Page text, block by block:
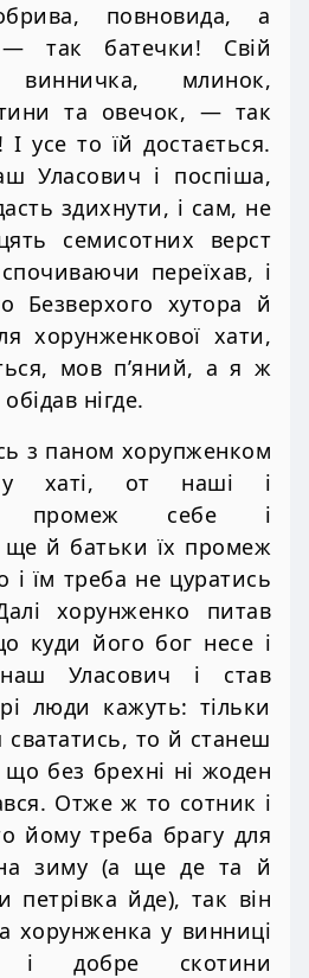
повновида, а
— так батечки! Свій
винничка, млинок,
та овечок, — так
усе то їй достається.
Уласович і поспіша,
здихнути, і сам, не
семисотних верст
переїхав, і
Безверхого хутора й
хорунженкової хати,
мов п’яний, а я ж
нігде.
з паном хорупженком
у хаті, от наші і
промеж себе і
й батьки їх промеж
і їм треба не цуратись
хорунженко питав
куди його бог несе і
Уласович і став
люди кажуть: тільки
то й станеш
що без брехні ні жоден
Отже ж то сотник і
йому треба брагу для
на зиму (а ще де та й
петрівка йде), так він
хорунженка у винниці
і добре скотини